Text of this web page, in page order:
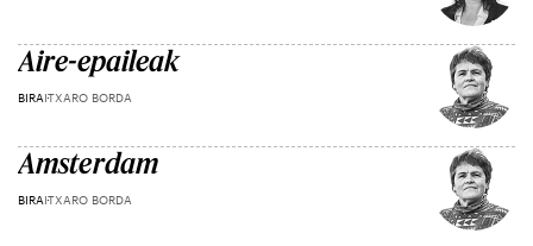
Aire-epaileak
BIRAITXARO BORDA
Amsterdam
BIRAITXARO BORDA